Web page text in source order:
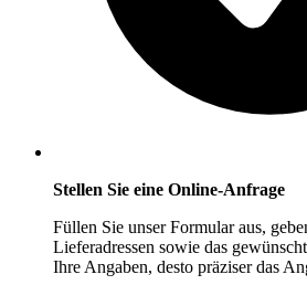
Stellen Sie eine Online-Anfrage
Füllen Sie unser Formular aus,
Lieferadressen sowie das
Ihre Angaben, desto präziser das